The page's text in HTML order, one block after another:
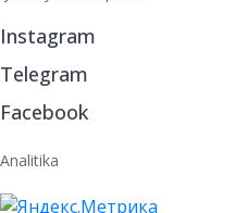
Ijtimoiy tarmoqlarda
Instagram
Telegram